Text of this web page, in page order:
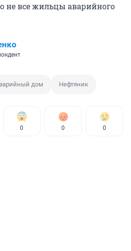
не все жильцы аварийного
дом Нефтяник
0 0 0